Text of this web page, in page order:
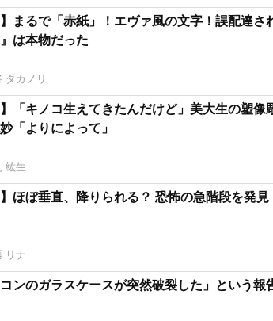
】まるで「赤紙」！エヴァ風の文字！誤配達さ
は本物だった
タカノリ
】「キノコ生えてきたんだけど」美大生の塑
「よりによって」
紘生
】ほぼ垂直、降りられる？ 恐怖の急階段を発
リナ
コンのガラスケースが突然破裂した」という